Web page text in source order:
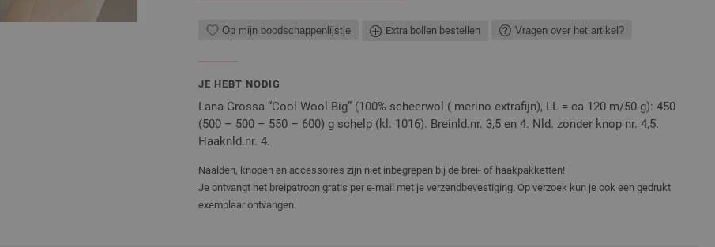
Op mijn boodschappenlijstje Extra bollen bestellen Vragen over het artikel?
JE HEBT NODIG
Lana Grossa “Cool Wool Big” (100% scheerwol ( merino extrafijn), LL = ca 120 m/50 g): 450
(500 – 500 – 550 – 600) g schelp (kl. 1016). Breinld.nr. 3,5 en 4. Nld. zonder knop nr. 4,5.
Haaknld.nr. 4.
Naalden, knopen en accessoires zijn niet inbegrepen bij de brei- of haakpakketten!
Je ontvangt het breipatroon gratis per e-mail met je verzendbevestiging. Op verzoek kun je ook een gedrukt
exemplaar ontvangen.